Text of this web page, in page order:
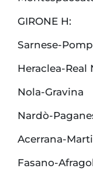
GIRONE H:
Sarnese-
Heraclea-Real
Nola-Gravina
Nardò-
Acerrana-
Fasano-